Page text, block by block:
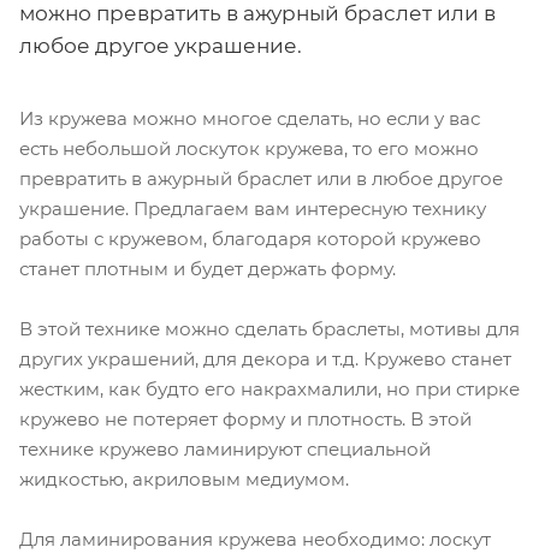
можно превратить в ажурный браслет или в
любое другое украшение.
Из кружева можно многое сделать, но если у вас
есть небольшой лоскуток кружева, то его можно
превратить в ажурный браслет или в любое другое
украшение. Предлагаем вам интересную технику
работы с кружевом, благодаря которой кружево
станет плотным и будет держать форму.
В этой технике можно сделать браслеты, мотивы для
других украшений, для декора и т.д. Кружево станет
жестким, как будто его накрахмалили, но при стирке
кружево не потеряет форму и плотность. В этой
технике кружево ламинируют специальной
жидкостью, акриловым медиумом.
Для ламинирования кружева необходимо: лоскут